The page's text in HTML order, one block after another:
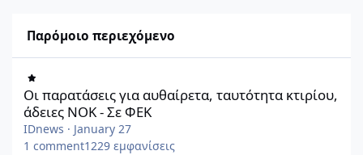
Παρόμοιο περιεχόμενο
Οι παρατάσεις για αυθαίρετα, ταυτότητα κτιρίου,
άδειες ΝΟΚ - Σε ΦΕΚ
IDnews · January 27
1 comment1229 εμφανίσεις